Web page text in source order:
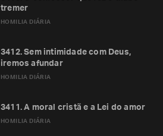
HOMILIA DIÁRIA
tremer
HOMILIA DIÁRIA
3412. Sem intimidade com Deus,
iremos afundar
HOMILIA DIÁRIA
3411. A moral cristã e a Lei do amor